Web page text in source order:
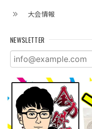
大会情報
NEWSLETTER